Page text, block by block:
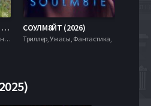
Последний богатырь. Колобок (2026)
Комедия, Приключения, Фэнтези,
СОУЛМ8ЙТ (2026)
Триллер, Ужасы, Фантастика,